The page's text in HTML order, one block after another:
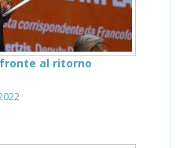
al ritorno